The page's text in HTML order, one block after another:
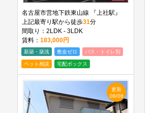
名古屋市営地下鉄東山線 『上社駅』
上記最寄り駅から徒歩31分
間取り：2LDK - 3LDK
賃料： 183,000円
新築・築浅 敷金ゼロ バス・トイレ別
ペット相談 宅配ボックス
更新
08/08